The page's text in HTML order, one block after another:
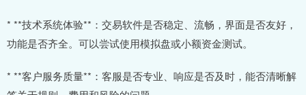
* **技术系统体验**：交易软件是否稳定、流畅，界面是否友好，
功能是否齐全。可以尝试使用模拟盘或小额资金测试。
* **客户服务质量**：客服是否专业、响应是否及时，能否清晰解